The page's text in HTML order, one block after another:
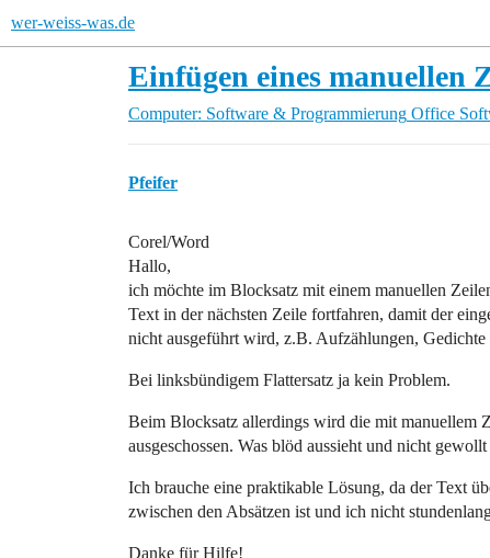
wer-weiss-was.de
Einfügen eines manuellen
Computer: Software & Programmierung Office
Pfeifer
Corel/Word
Hallo,
ich möchte im Blocksatz mit einem manuellen
Text in der nächsten Zeile fortfahren, damit der
nicht ausgeführt wird, z.B. Aufzählungen,
Bei linksbündigem Flattersatz ja kein Problem.
Beim Blocksatz allerdings wird die mit manuellem
ausgeschossen. Was blöd aussieht und nicht
Ich brauche eine praktikable Lösung, da der Text
zwischen den Absätzen ist und ich nicht
Danke für Hilfe!